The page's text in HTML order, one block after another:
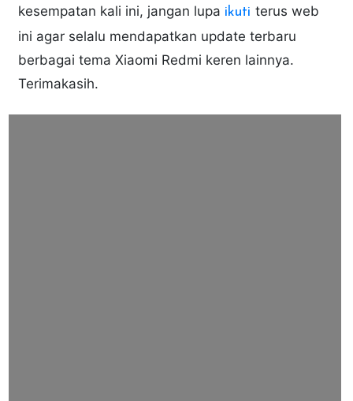
kesempatan kali ini, jangan lupa ikutiterus web
ini agar selalu mendapatkan update terbaru
berbagai tema Xiaomi Redmi keren lainnya.
Terimakasih.